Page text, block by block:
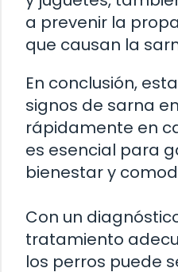
a prevenir la
que causan la
En conclusión,
signos de sarna
rápidamente en
es esencial para
bienestar y
Con un
tratamiento
los perros puede